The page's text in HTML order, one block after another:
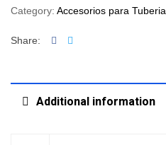
Category: Accesorios para Tuberia
Share: Facebook
Additional information